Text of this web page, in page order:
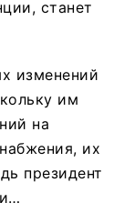
станет
изменений
им
на
их
президент